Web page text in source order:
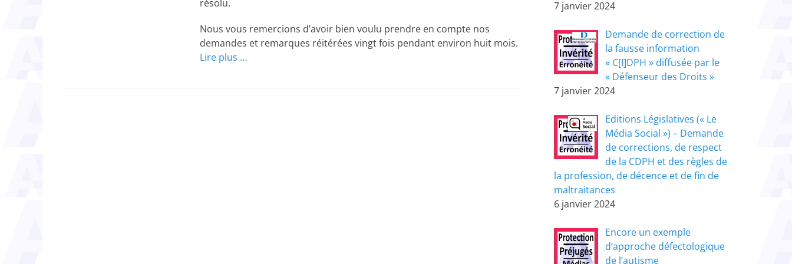
résolu.
Nous vous remercions d’avoir bien voulu prendre en compte nos
demandes et remarques réitérées vingt fois pendant environ huit mois.
Lire plus …
7 janvier 2024
Demande de correction de
la fausse information
« C[I]DPH » diffusée par le
« Défenseur des Droits »
7 janvier 2024
Editions Législatives (« Le
Média Social ») – Demande
de corrections, de respect
de la CDPH et des règles de
la profession, de décence et de fin de
maltraitances
6 janvier 2024
Encore un exemple
d’approche défectologique
de l’autisme